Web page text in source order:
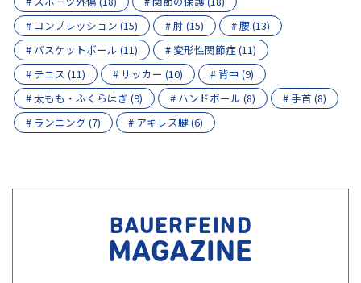
# コンプレッション (15)
# 肘 (15)
# 腰 (13)
# バスケットボール (11)
# 変形性関節症 (11)
# テニス (11)
# サッカー (10)
# 背中 (9)
# 太もも・ふくらはぎ (9)
# ハンドボール (8)
# 手首 (8)
# ランニング (7)
# アキレス腱 (6)
BAUERFEIND
MAGAZINE